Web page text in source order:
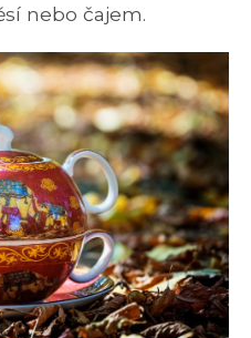
nebo čajem.